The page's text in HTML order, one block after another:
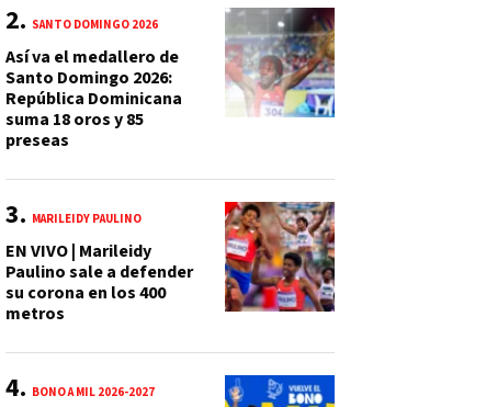
SANTO DOMINGO 2026
Así va el medallero de
Santo Domingo 2026:
República Dominicana
suma 18 oros y 85
preseas
MARILEIDY PAULINO
EN VIVO | Marileidy
Paulino sale a defender
su corona en los 400
metros
BONO A MIL 2026-2027